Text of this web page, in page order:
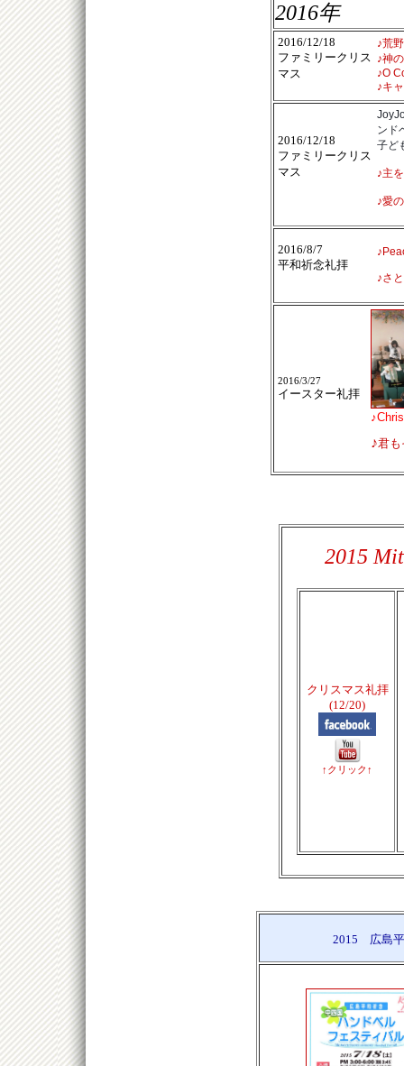
2016年
2016/12/18
ファミリークリス
マス
♪荒
♪神
♪O
♪キ
2016/12/18
ファミリークリス
マス
ンド
子ど
♪主
♪愛
2016/8/7
平和祈念礼拝
♪
♪さ
2016/3/27
イースター礼拝
♪
♪君も
2015
クリスマス礼拝
(12/20)
↑クリック↑
2015 広島平